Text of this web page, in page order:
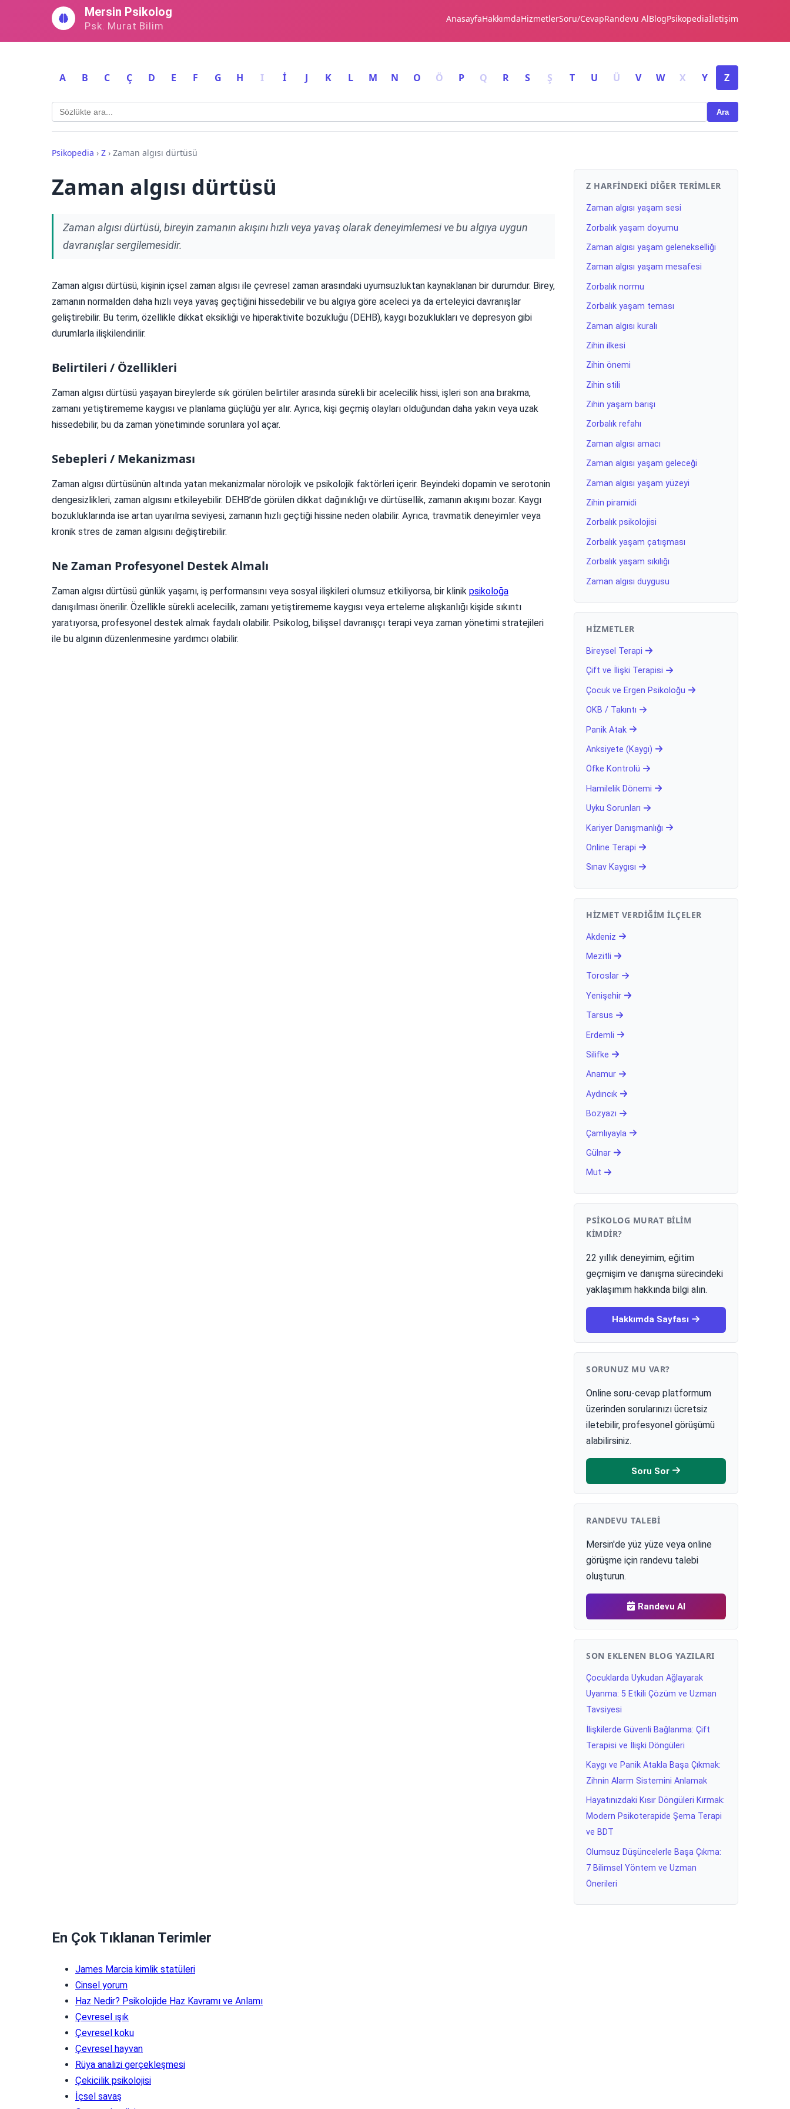
Mersin Psikolog
Psk. Murat Bilim
AnasayfaHakkımdaHizmetlerSoru/CevapRandevu AlBlogPsikopediaİletişim
A B C Ç D E F G H I İ J K L M N O Ö P Q R S Ş T U Ü V W X Y Z
Ara
Psikopedia › Z › Zaman algısı dürtüsü
Zaman algısı dürtüsü
Zaman algısı dürtüsü, bireyin zamanın akışını hızlı veya yavaş olarak deneyimlemesi ve bu algıya uygun
davranışlar sergilemesidir.
Zaman algısı dürtüsü, kişinin içsel zaman algısı ile çevresel zaman arasındaki uyumsuzluktan kaynaklanan bir durumdur. Birey,
zamanın normalden daha hızlı veya yavaş geçtiğini hissedebilir ve bu algıya göre aceleci ya da erteleyici davranışlar
geliştirebilir. Bu terim, özellikle dikkat eksikliği ve hiperaktivite bozukluğu (DEHB), kaygı bozuklukları ve depresyon gibi
durumlarla ilişkilendirilir.
Belirtileri / Özellikleri
Zaman algısı dürtüsü yaşayan bireylerde sık görülen belirtiler arasında sürekli bir acelecilik hissi, işleri son ana bırakma,
zamanı yetiştirememe kaygısı ve planlama güçlüğü yer alır. Ayrıca, kişi geçmiş olayları olduğundan daha yakın veya uzak
hissedebilir, bu da zaman yönetiminde sorunlara yol açar.
Sebepleri / Mekanizması
Zaman algısı dürtüsünün altında yatan mekanizmalar nörolojik ve psikolojik faktörleri içerir. Beyindeki dopamin ve serotonin
dengesizlikleri, zaman algısını etkileyebilir. DEHB’de görülen dikkat dağınıklığı ve dürtüsellik, zamanın akışını bozar. Kaygı
bozukluklarında ise artan uyarılma seviyesi, zamanın hızlı geçtiği hissine neden olabilir. Ayrıca, travmatik deneyimler veya
kronik stres de zaman algısını değiştirebilir.
Ne Zaman Profesyonel Destek Almalı
Zaman algısı dürtüsü günlük yaşamı, iş performansını veya sosyal ilişkileri olumsuz etkiliyorsa, bir klinik psikoloğa
danışılması önerilir. Özellikle sürekli acelecilik, zamanı yetiştirememe kaygısı veya erteleme alışkanlığı kişide sıkıntı
yaratıyorsa, profesyonel destek almak faydalı olabilir. Psikolog, bilişsel davranışçı terapi veya zaman yönetimi stratejileri
ile bu algının düzenlenmesine yardımcı olabilir.
Z HARFINDEKI DIĞER TERIMLER
Zaman algısı yaşam sesi
Zorbalık yaşam doyumu
Zaman algısı yaşam gelenekselliği
Zaman algısı yaşam mesafesi
Zorbalık normu
Zorbalık yaşam teması
Zaman algısı kuralı
Zihin ilkesi
Zihin önemi
Zihin stili
Zihin yaşam barışı
Zorbalık refahı
Zaman algısı amacı
Zaman algısı yaşam geleceği
Zaman algısı yaşam yüzeyi
Zihin piramidi
Zorbalık psikolojisi
Zorbalık yaşam çatışması
Zorbalık yaşam sıkılığı
Zaman algısı duygusu
HIZMETLER
Bireysel Terapi
Çift ve İlişki Terapisi
Çocuk ve Ergen Psikoloğu
OKB / Takıntı
Panik Atak
Anksiyete (Kaygı)
Öfke Kontrolü
Hamilelik Dönemi
Uyku Sorunları
Kariyer Danışmanlığı
Online Terapi
Sınav Kaygısı
HIZMET VERDIĞIM İLÇELER
Akdeniz
Mezitli
Toroslar
Yenişehir
Tarsus
Erdemli
Silifke
Anamur
Aydıncık
Bozyazı
Çamlıyayla
Gülnar
Mut
PSIKOLOG MURAT BILIM
KIMDIR?
22 yıllık deneyimim, eğitim
geçmişim ve danışma sürecindeki
yaklaşımım hakkında bilgi alın.
Hakkımda Sayfası
SORUNUZ MU VAR?
Online soru-cevap platformum
üzerinden sorularınızı ücretsiz
iletebilir, profesyonel görüşümü
alabilirsiniz.
Soru Sor
RANDEVU TALEBI
Mersin'de yüz yüze veya online
görüşme için randevu talebi
oluşturun.
Randevu Al
SON EKLENEN BLOG YAZILARI
Çocuklarda Uykudan Ağlayarak
Uyanma: 5 Etkili Çözüm ve Uzman
Tavsiyesi
İlişkilerde Güvenli Bağlanma: Çift
Terapisi ve İlişki Döngüleri
Kaygı ve Panik Atakla Başa Çıkmak:
Zihnin Alarm Sistemini Anlamak
Hayatınızdaki Kısır Döngüleri Kırmak:
Modern Psikoterapide Şema Terapi
ve BDT
Olumsuz Düşüncelerle Başa Çıkma:
7 Bilimsel Yöntem ve Uzman
Önerileri
En Çok Tıklanan Terimler
James Marcia kimlik statüleri
Cinsel yorum
Haz Nedir? Psikolojide Haz Kavramı ve Anlamı
Çevresel ışık
Çevresel koku
Çevresel hayvan
Rüya analizi gerçekleşmesi
Çekicilik psikolojisi
İçsel savaş